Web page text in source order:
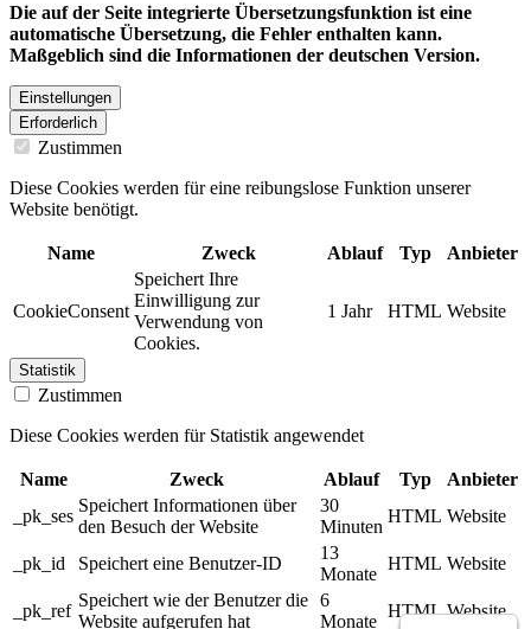
Die auf der Seite integrierte Übersetzungsfunktion ist eine
automatische Übersetzung, die Fehler enthalten kann.
Maßgeblich sind die Informationen der deutschen Version.
Einstellungen
Erforderlich
Zustimmen
Diese Cookies werden für eine reibungslose Funktion unserer
Website benötigt.
Name Zweck Ablauf Typ Anbieter
CookieConsent
Speichert Ihre
Einwilligung zur
Verwendung von
Cookies.
1 Jahr HTML Website
Statistik
Zustimmen
Diese Cookies werden für Statistik angewendet
Name Zweck Ablauf Typ
Anbieter
_pk_ses
Speichert Informationen über
den Besuch der Website
30
Minuten
HTML Website
_pk_id Speichert eine Benutzer-ID
13
Monate
HTML Website
_pk_ref
Speichert wie der Benutzer die
Website aufgerufen hat
6
Monate
HTML Website